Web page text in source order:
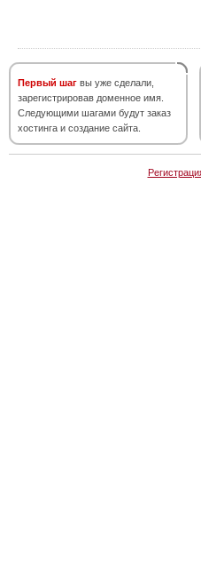
Первый шаг вы уже сделали,
зарегистрировав доменное имя.
Следующими шагами будут заказ
хостинга и создание сайта.